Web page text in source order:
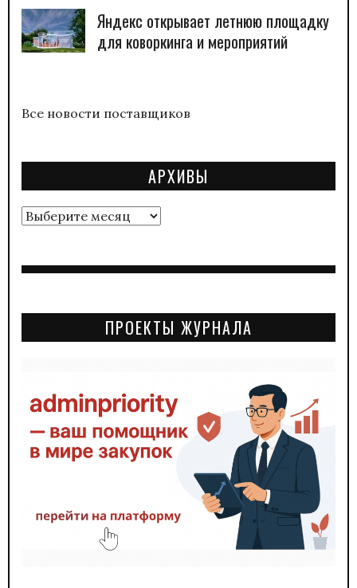
Яндекс открывает летнюю площадку
для коворкинга и мероприятий
Все новости поставщиков
АРХИВЫ
Архивы
ПРОЕКТЫ ЖУРНАЛА